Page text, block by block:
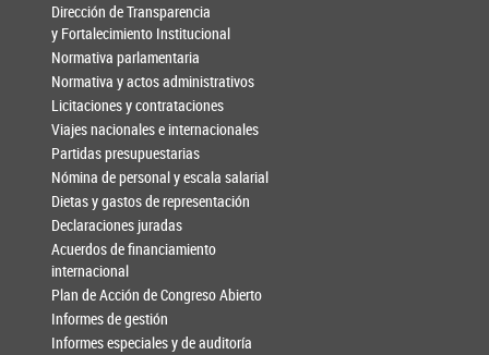
Dirección de Transparencia
y Fortalecimiento Institucional
Normativa parlamentaria
Normativa y actos administrativos
Licitaciones y contrataciones
Viajes nacionales e internacionales
Partidas presupuestarias
Nómina de personal y escala salarial
Dietas y gastos de representación
Declaraciones juradas
Acuerdos de financiamiento
internacional
Plan de Acción de Congreso Abierto
Informes de gestión
Informes especiales y de auditoría